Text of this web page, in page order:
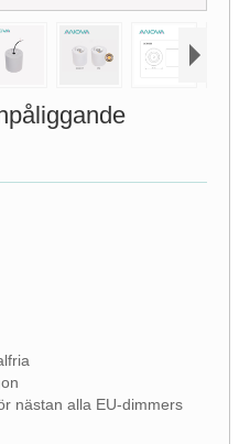
nästan alla EU-dimmers